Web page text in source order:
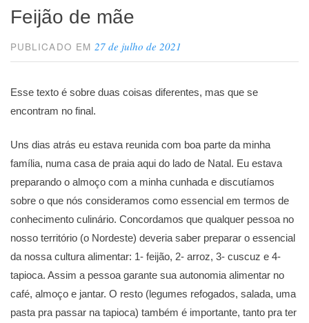
Feijão de mãe
PUBLICADO EM 27 de julho de 2021
Esse texto é sobre duas coisas diferentes, mas que se
encontram no final.
Uns dias atrás eu estava reunida com boa parte da minha
família, numa casa de praia aqui do lado de Natal. Eu estava
preparando o almoço com a minha cunhada e discutíamos
sobre o que nós consideramos como essencial em termos de
conhecimento culinário. Concordamos que qualquer pessoa no
nosso território (o Nordeste) deveria saber preparar o essencial
da nossa cultura alimentar: 1- feijão, 2- arroz, 3- cuscuz e 4-
tapioca. Assim a pessoa garante sua autonomia alimentar no
café, almoço e jantar. O resto (legumes refogados, salada, uma
pasta pra passar na tapioca) também é importante, tanto pra ter